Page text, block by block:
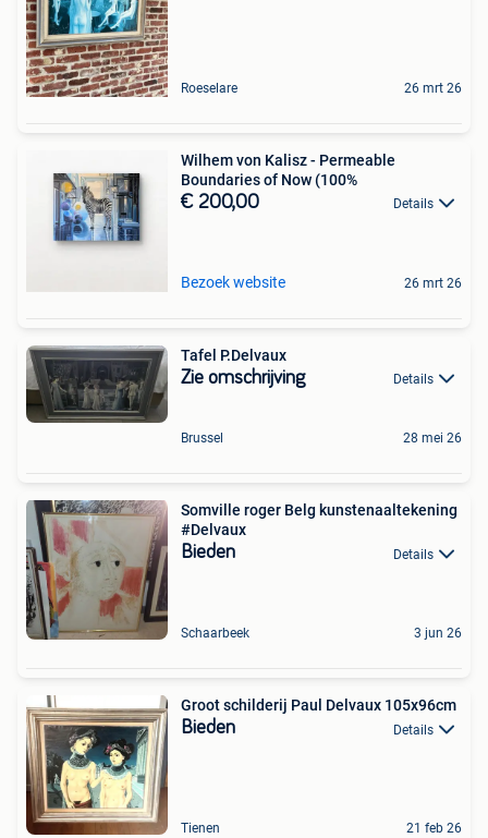
Roeselare 26 mrt 26
Wilhem von Kalisz - Permeable
Boundaries of Now (100%
€ 200,00 Details
Bezoek website 26 mrt 26
Tafel P.Delvaux
Zie omschrijving Details
Brussel 28 mei 26
Somville roger Belg kunstenaaltekening
#Delvaux
Bieden Details
Schaarbeek 3 jun 26
Groot schilderij Paul Delvaux 105x96cm
Bieden Details
Tienen 21 feb 26